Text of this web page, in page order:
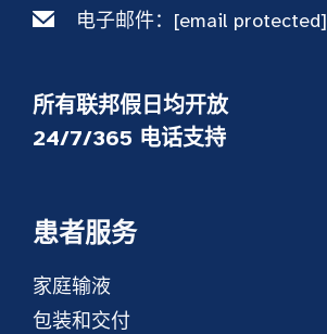
电子邮件： [email protected]
所有联邦假日均开放
24/7/365 电话支持
患者服务
家庭输液
包装和交付